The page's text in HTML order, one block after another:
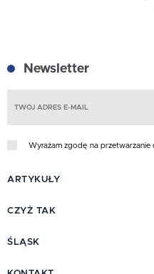
Newsletter
Wyrażam zgodę na przetwarzanie
ARTYKUŁY
CZYŻ TAK
ŚLĄSK